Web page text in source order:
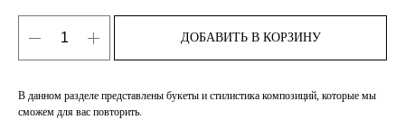
ДОБАВИТЬ В КОРЗИНУ
В данном разделе представлены букеты и стилистика композиций, которые мы
сможем для вас повторить.